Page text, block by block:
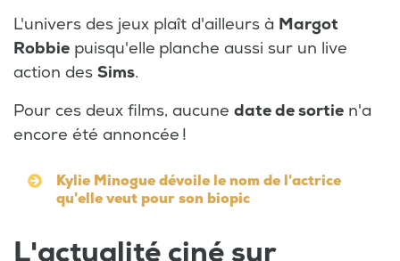
L'univers des jeux plaît d'ailleurs à Margot
Robbie puisqu'elle planche aussi sur un live
action des Sims.
Pour ces deux films, aucune date de sortie n'a
encore été annoncée !
Kylie Minogue dévoile le nom de l'actrice
qu'elle veut pour son biopic
L'actualité ciné sur